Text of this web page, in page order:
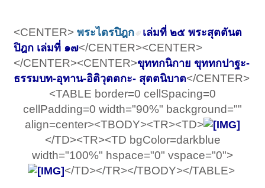
<CENTER> พระไตรปิฎก
เล่มที่ ๒๕ พระสุตตันต
ปิฎก เล่มที่ ๑๗</CENTER><CENTER>
</CENTER><CENTER>ขุททกนิกาย ขุททกปาฐะ-
ธรรมบท-อุทาน-อิติวุตตกะ- สุตตนิบาต</CENTER>
<TABLE border=0 cellSpacing=0
cellPadding=0 width="90%" background=""
align=center><TBODY><TR><TD>
</TD><TR><TD bgColor=darkblue
width="100%" hspace="0" vspace="0">
</TD></TR></TBODY></TABLE> ​